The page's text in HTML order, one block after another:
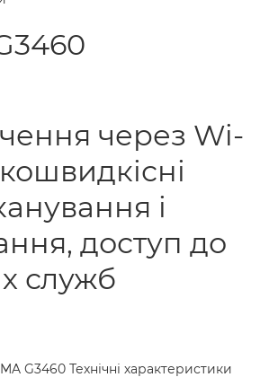
через Wi-
і
доступ до
служб